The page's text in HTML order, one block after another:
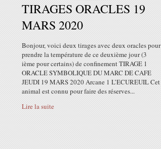
TIRAGES ORACLES 19
MARS 2020
Bonjour, voici deux tirages avec deux oracles pour
prendre la température de ce deuxième jour (3
ième pour certains) de confinement TIRAGE 1
ORACLE SYMBOLIQUE DU MARC DE CAFE
JEUDI 19 MARS 2020 Arcane 1 L’ECUREUIL Cet
animal est connu pour faire des réserves...
Lire la suite